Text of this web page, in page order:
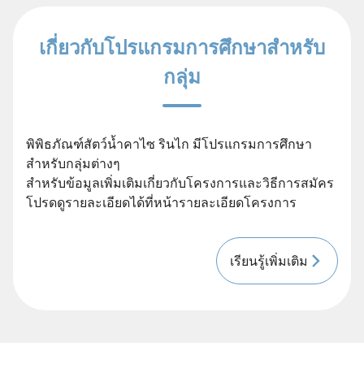
เกี่ยวกับโปรแกรมการศึกษาสำหรับ
กลุ่ม
พิพิธภัณฑ์สัตว์น้ำคาไซ รินไก มีโปรแกรมการศึกษา
สำหรับกลุ่มต่างๆ
สำหรับข้อมูลเพิ่มเติมเกี่ยวกับโครงการและวิธีการสมัคร
โปรดดูรายละเอียดได้ที่หน้ารายละเอียดโครงการ
เรียนรู้เพิ่มเติม